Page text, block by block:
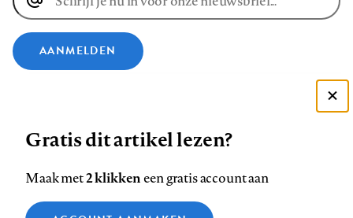
E-
mailadres
AANMELDEN
ons
op
ons
op
ons
op
ons
op
ons
op
ons
Contact Colofon Disclaimer Privacy
Zie onze cookie policy
Gratis dit artikel lezen?
Maak met2 klikkeneen gratis account aan